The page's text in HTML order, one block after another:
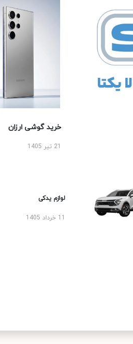
خرید گوشی ارزان
لوازم یدکی